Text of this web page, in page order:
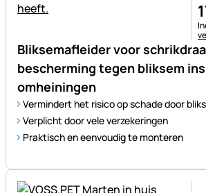
Bliksemafleider voor
bescherming tegen bliksem
omheiningen
Vermindert het risico op schade door
Verplicht door vele verzekeringen
Praktisch en eenvoudig te monteren